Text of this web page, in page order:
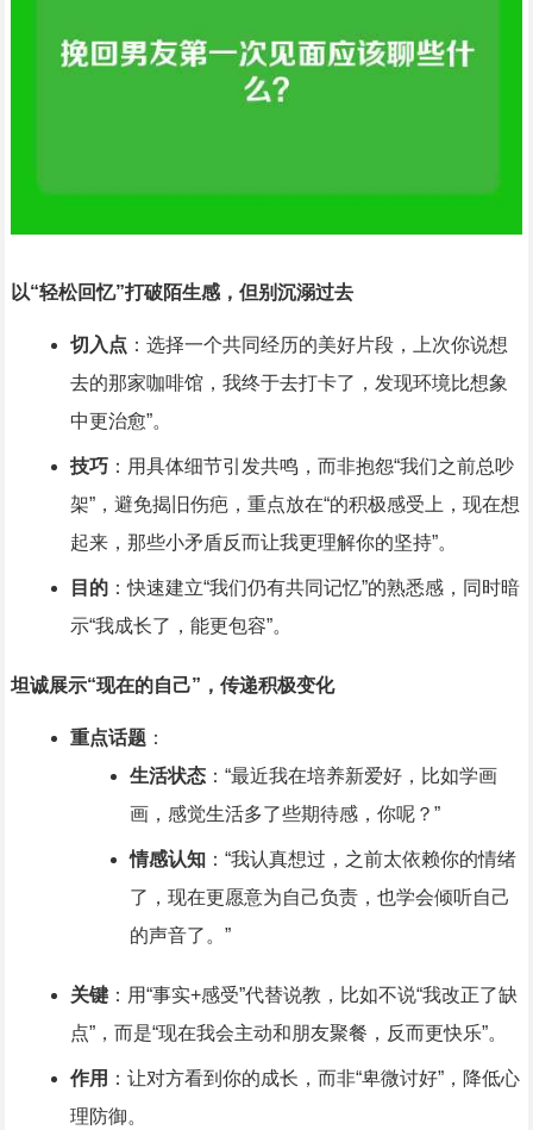
以“轻松回忆”打破陌生感，但别沉溺过去
切入点 ：选择一个共同经历的美好片段，上次你说想
去的那家咖啡馆，我终于去打卡了，发现环境比想象
中更治愈”。
技巧：用具体细节引发共鸣，而非抱怨“我们之前总吵
架”，避免揭旧伤疤，重点放在“的积极感受上，现在想
起来，那些小矛盾反而让我更理解你的坚持”。
目的：快速建立“我们仍有共同记忆”的熟悉感，同时暗
示“我成长了，能更包容”。
坦诚展示“现在的自己”，传递积极变化
重点话题：
生活状态：“最近我在培养新爱好，比如学画
画，感觉生活多了些期待感，你呢？”
情感认知：“我认真想过，之前太依赖你的情绪
了，现在更愿意为自己负责，也学会倾听自己
的声音了。”
关键：用“事实+感受”代替说教，比如不说“我改正了缺
点”，而是“现在我会主动和朋友聚餐，反而更快乐”。
作用 ：让对方看到你的成长，而非“卑微讨好”，降低心
理防御。